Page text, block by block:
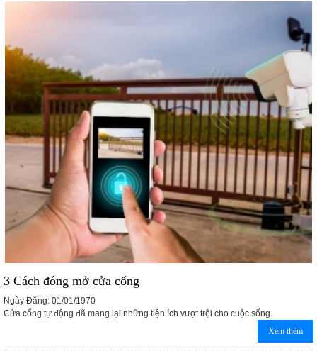
3 Cách đóng mở cửa cổng
Ngày Đăng: 01/01/1970
Cửa cổng tự động đã mang lại những tiện ích vượt trội cho cuộc sống.
Xem thêm